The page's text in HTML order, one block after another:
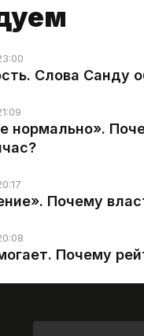
Слова Санду
нормально».
Почему
Почему